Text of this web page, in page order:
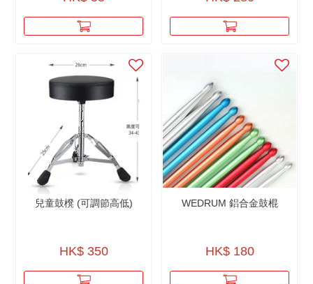
兒童鼓櫈 (可調節高低)
HK$ 350
WEDRUM 鋁合金鼓棍
HK$ 180